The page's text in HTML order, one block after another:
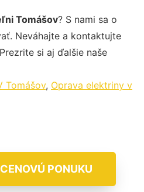
Tomášov? S nami sa o
Neváhajte a kontaktujte
si aj ďalšie naše
Tomášov, Oprava elektriny v
PONUKU